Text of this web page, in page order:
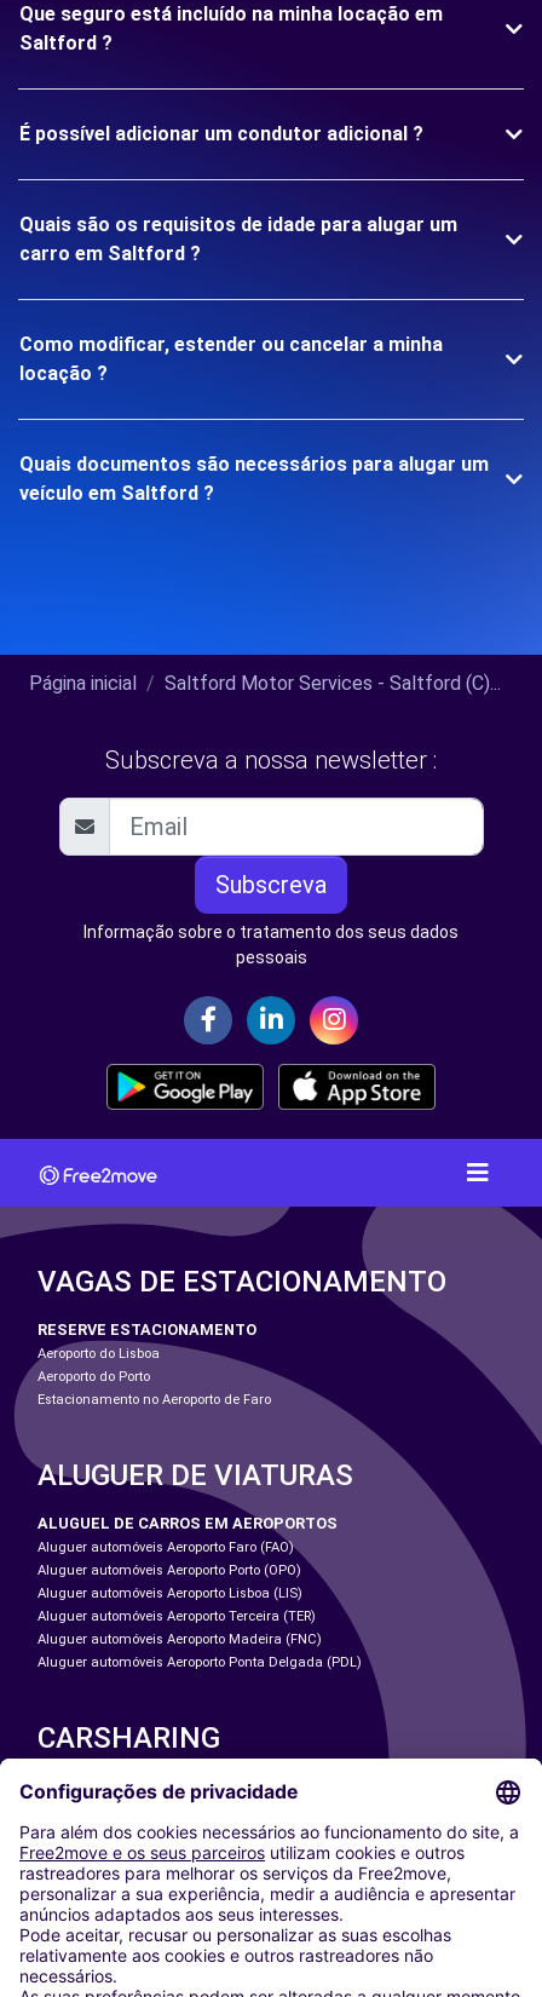
Que seguro está incluído na minha locação em
Saltford ?
É possível adicionar um condutor adicional ?
Quais são os requisitos de idade para alugar um
carro em Saltford ?
Como modificar, estender ou cancelar a minha
locação ?
Quais documentos são necessários para alugar um
veículo em Saltford ?
Página inicial Saltford Motor Services - Saltford (C)...
Subscreva a nossa newsletter :
Subscreva
Informação sobre o tratamento dos seus dados
pessoais
VAGAS DE ESTACIONAMENTO
RESERVE ESTACIONAMENTO
Aeroporto do Lisboa
Aeroporto do Porto
Estacionamento no Aeroporto de Faro
ALUGUER DE VIATURAS
ALUGUEL DE CARROS EM AEROPORTOS
Aluguer automóveis Aeroporto Faro (FAO)
Aluguer automóveis Aeroporto Porto (OPO)
Aluguer automóveis Aeroporto Lisboa (LIS)
Aluguer automóveis Aeroporto Terceira (TER)
Aluguer automóveis Aeroporto Madeira (FNC)
Aluguer automóveis Aeroporto Ponta Delgada (PDL)
CARSHARING
NOSSAS CIDADES
Washington DC
Milan
Rome
Turin
Vienna
Berlin
Cologne